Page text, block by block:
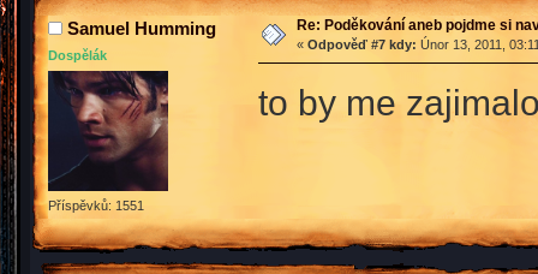
Samuel Humming
Dospělák
Příspěvků: 1551
Re: Poděkování aneb pojdme si
« Odpověď #7 kdy: Únor 13, 2011,
to by me